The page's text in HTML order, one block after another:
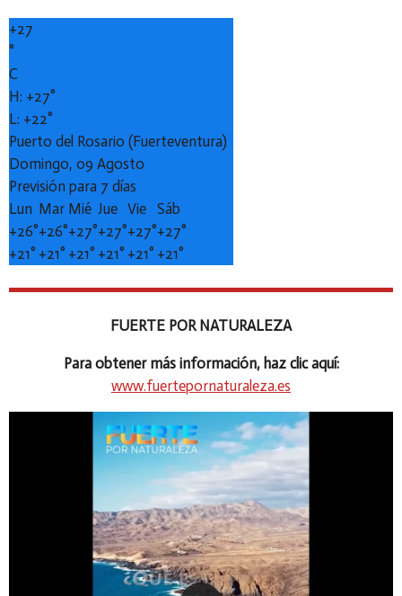
+27
°
C
H: +27°
L: +22°
Puerto del Rosario (Fuerteventura)
Domingo, 09 Agosto
Previsión para 7 días
Lun Mar Mié Jue Vie Sáb
+26°+26°+27°+27°+27°+27°
+21° +21° +21° +21° +21° +21°
FUERTE POR NATURALEZA
Para obtener más información, haz clic aquí:
www.fuertepornaturaleza.es